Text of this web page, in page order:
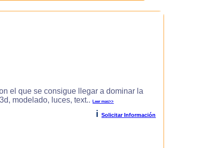
el que se consigue llegar a dominar la
modelado, luces, text..Leer mas>>
i Solicitar Información